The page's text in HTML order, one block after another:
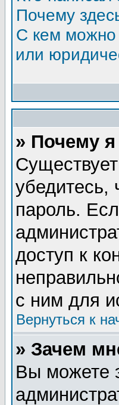
Почему
С кем можно
или
» Почему
убедитесь,
пароль.
доступ к
с ним для
Вернуться к
» Зачем
Вы можете